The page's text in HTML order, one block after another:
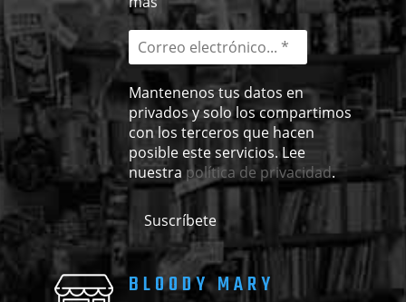
Mantenenos tus datos en
privados y solo los compartimos
con los terceros que hacen
posible este servicios. Lee
nuestra política de privacidad.
BLOODY MARY